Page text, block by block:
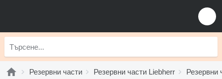
Резервни части Резервни части Liebherr Резервни